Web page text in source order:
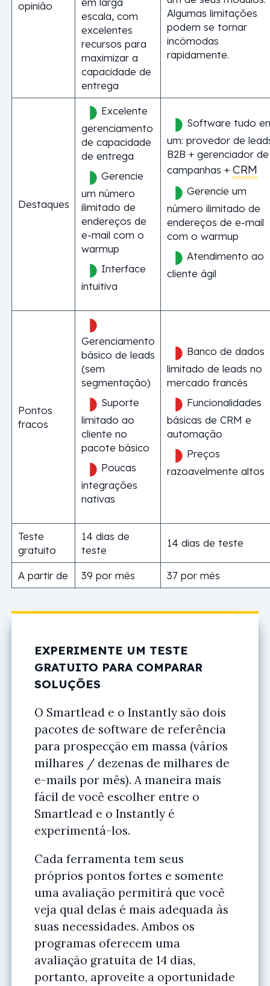
opinião
escala, com
excelentes
recursos para
maximizar a
capacidade de
entrega
Algumas limitações
podem se tornar
incômodas
rapidamente.
Destaques
Excelente
gerenciamento
de capacidade
de entrega
Gerencie
um número
ilimitado de
endereços de
e-mail com o
warmup
Interface
intuitiva
Software tudo
um: provedor de
B2B + gerenciador de
campanhas + CRM
Gerencie um
número ilimitado de
endereços de e-mail
com o warmup
Atendimento ao
cliente ágil
Pontos
fracos
Gerenciamento
básico de leads
(sem
segmentação)
Suporte
limitado ao
cliente no
pacote básico
Poucas
integrações
nativas
Banco de dados
limitado de leads no
mercado francês
Funcionalidades
básicas de CRM e
automação
Preços
razoavelmente altos
Teste
gratuito
14 dias de
teste
14 dias de teste
A partir de 39 por mês 37 por mês
EXPERIMENTE UM TESTE
GRATUITO PARA COMPARAR
SOLUÇÕES
O Smartlead e o Instantly são dois
pacotes de software de referência
para prospecção em massa (vários
milhares / dezenas de milhares de
e-mails por mês). A maneira mais
fácil de você escolher entre o
Smartlead e o Instantly é
experimentá-los.
Cada ferramenta tem seus
próprios pontos fortes e somente
uma avaliação permitirá que você
veja qual delas é mais adequada às
suas necessidades. Ambos os
programas oferecem uma
avaliação gratuita de 14 dias,
portanto, aproveite a oportunidade